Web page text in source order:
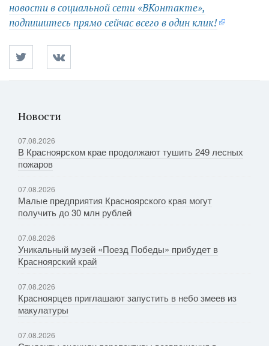
новости в социальной сети «ВКонтакте»,
подпишитесь прямо сейчас всего в один клик!
Новости
07.08.2026
В Красноярском крае продолжают тушить 249 лесных
пожаров
07.08.2026
Малые предприятия Красноярского края могут
получить до 30 млн рублей
07.08.2026
Уникальный музей «Поезд Победы» прибудет в
Красноярский край
07.08.2026
Красноярцев приглашают запустить в небо змеев из
макулатуры
07.08.2026